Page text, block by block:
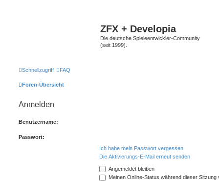
ZFX + Developia
Die deutsche Spieleentwickler-Community
(seit 1999).
Schnellzugriff FAQ
Foren-Übersicht
Anmelden
Benutzername:
Passwort:
Ich habe mein Passwort vergessen
Die Aktivierungs-E-Mail erneut senden
Angemeldet bleiben
Meinen Online-Status während dieser Sitzung